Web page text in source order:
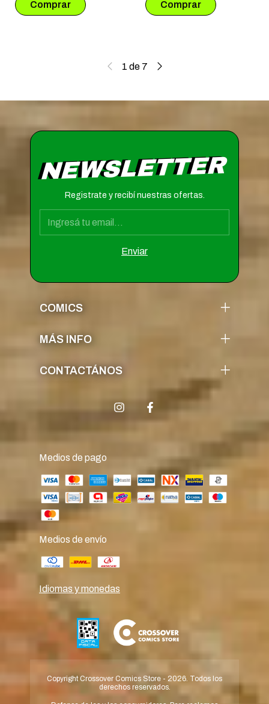
1 de 7
NEWSLETTER
Registrate y recibí nuestras ofertas.
COMICS
MÁS INFO
CONTACTÁNOS
Medios de pago
Medios de envío
Idiomas y monedas
Copyright Crossover Comics Store - 2026. Todos los
derechos reservados.